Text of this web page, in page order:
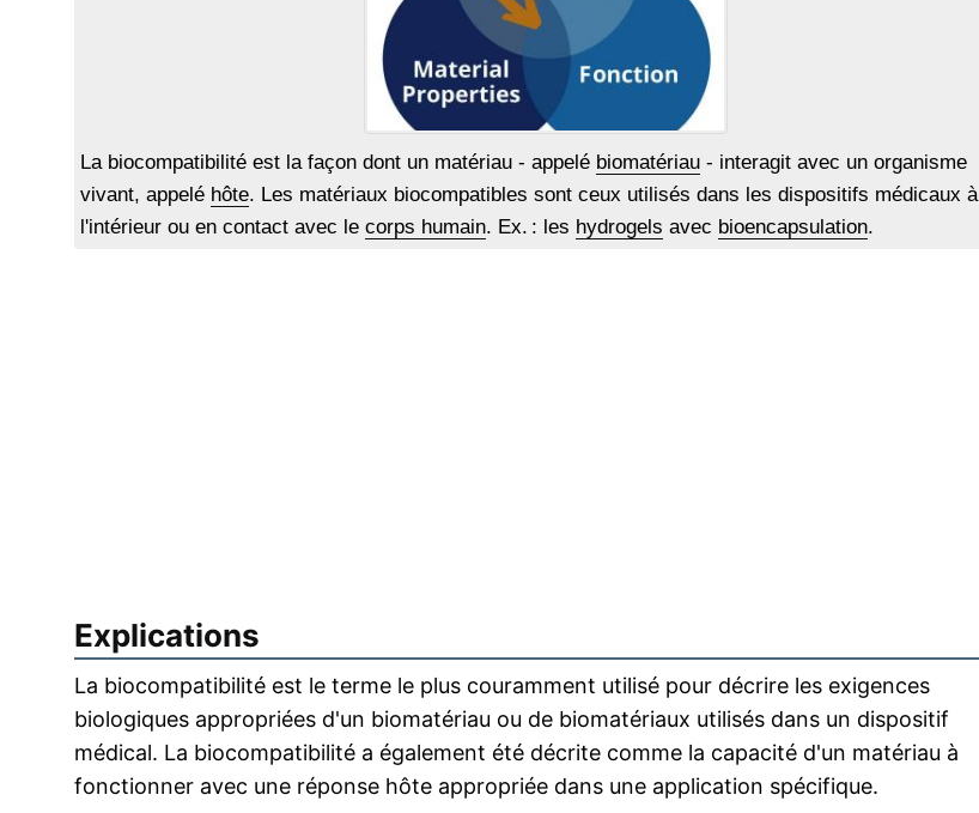
La biocompatibilité est la façon dont un matériau - appelé biomatériau - interagit avec un organisme
vivant, appelé hôte. Les matériaux biocompatibles sont ceux utilisés dans les dispositifs médicaux à
l'intérieur ou en contact avec le corps humain. Ex. : les hydrogels avec bioencapsulation.
Explications
La biocompatibilité est le terme le plus couramment utilisé pour décrire les exigences
biologiques appropriées d'un biomatériau ou de biomatériaux utilisés dans un dispositif
médical. La biocompatibilité a également été décrite comme la capacité d'un matériau à
fonctionner avec une réponse hôte appropriée dans une application spécifique.